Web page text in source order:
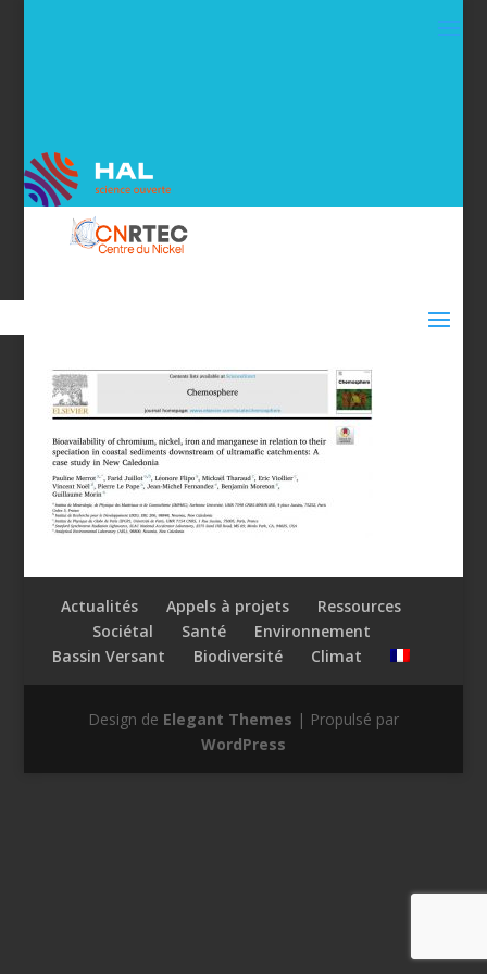
Actualités Appels à projets
Ressources
Sociétal
Santé
Environnement
Bassin Versant
Biodiversité Climat
Design de Elegant Themes | Propulsé par
WordPress